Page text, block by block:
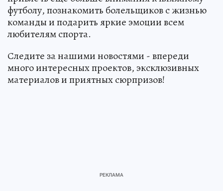
футболу, познакомить болельщиков с жизнью
команды и подарить яркие эмоции всем
любителям спорта.
Следите за нашими новостями - впереди
много интересных проектов, эксклюзивных
материалов и приятных сюрпризов!